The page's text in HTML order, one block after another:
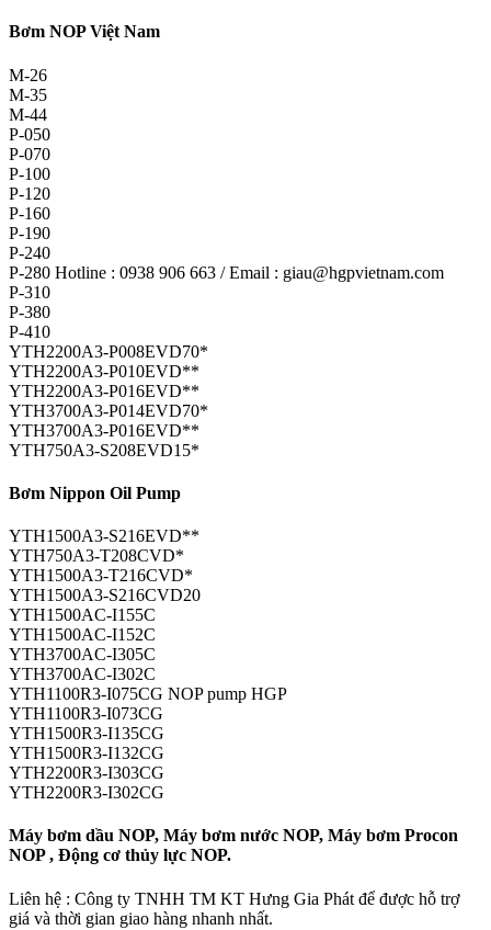
Bơm NOP Việt Nam
M-26
M-35
M-44
P-050
P-070
P-100
P-120
P-160
P-190
P-240
P-280 Hotline : 0938 906 663 / Email : giau@hgpvietnam.com
P-310
P-380
P-410
YTH2200A3-P008EVD70*
YTH2200A3-P010EVD**
YTH2200A3-P016EVD**
YTH3700A3-P014EVD70*
YTH3700A3-P016EVD**
YTH750A3-S208EVD15*
Bơm Nippon Oil Pump
YTH1500A3-S216EVD**
YTH750A3-T208CVD*
YTH1500A3-T216CVD*
YTH1500A3-S216CVD20
YTH1500AC-I155C
YTH1500AC-I152C
YTH3700AC-I305C
YTH3700AC-I302C
YTH1100R3-I075CG NOP pump HGP
YTH1100R3-I073CG
YTH1500R3-I135CG
YTH1500R3-I132CG
YTH2200R3-I303CG
YTH2200R3-I302CG
Máy bơm dầu NOP, Máy bơm nước NOP, Máy bơm Procon
NOP , Động cơ thủy lực NOP.
Liên hệ : Công ty TNHH TM KT Hưng Gia Phát để được hỗ trợ
giá và thời gian giao hàng nhanh nhất.